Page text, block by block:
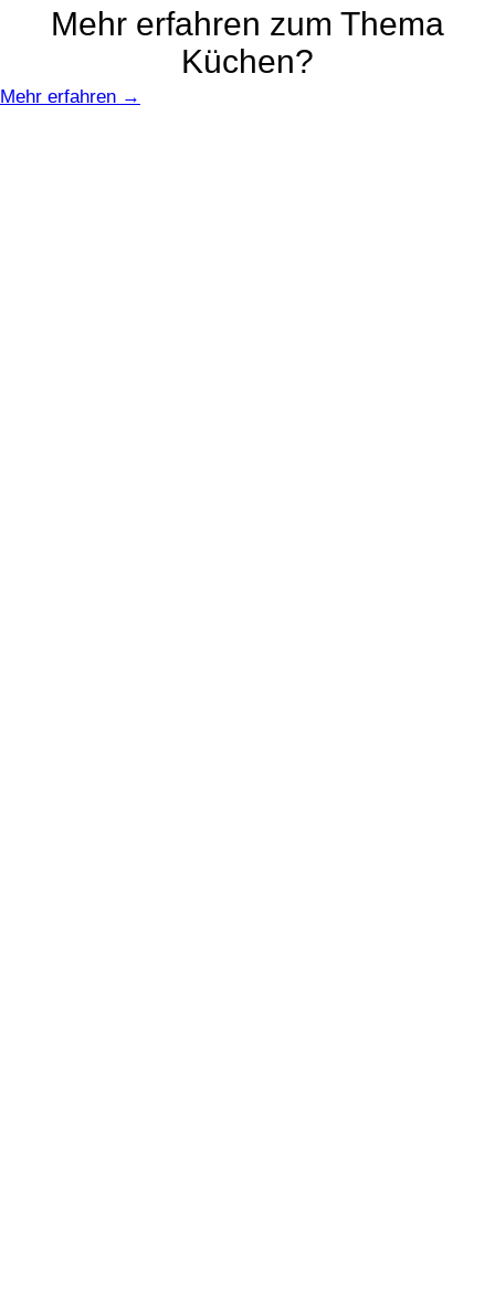
Mehr erfahren zum Thema
Küchen?
Mehr erfahren →